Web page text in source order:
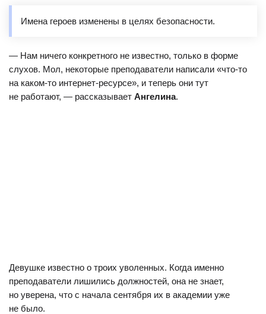
Имена героев изменены в целях безопасности.
— Нам ничего конкретного не известно, только в форме
слухов. Мол, некоторые преподаватели написали «что-то
на каком-то интернет-ресурсе», и теперь они тут
не работают, — рассказывает Ангелина.
Девушке известно о троих уволенных. Когда именно
преподаватели лишились должностей, она не знает,
но уверена, что с начала сентября их в академии уже
не было.